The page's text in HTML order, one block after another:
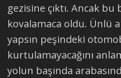
gezisine çıktı. Ancak
kovalamaca oldu. Ünlü
yapsın peşindeki
kurtulamayacağını
yolun başında